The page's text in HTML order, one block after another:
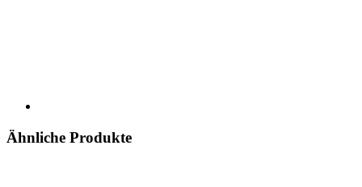
Ähnliche Produkte